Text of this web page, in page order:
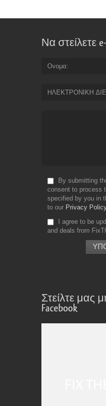
Να στείλετε
Ονομα
ΗΛΕΚΤΡΟΝΙΚΗ
By submitting
consent to process
specified by you in
to our Privacy
I agree to be
and deals from
Στείλτε μας
Facebook